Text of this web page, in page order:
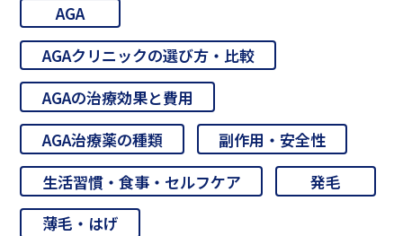
AGA
AGAクリニックの選び方・比較
AGAの治療効果と費用
AGA治療薬の種類
副作用・安全性
生活習慣・食事・セルフケア
発毛
薄毛・はげ